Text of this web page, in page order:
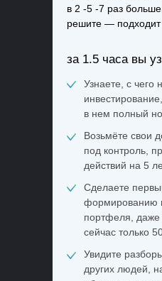
за 1.5 часа вы
в 2 -5 -7 раз
решите —
Узнаете, с чего
в нем полный
Возьмёте свои
под контроль,
действий на 5
Сделаете
формированию
портфеля, даже
сейчас только
Увидите
других людей,